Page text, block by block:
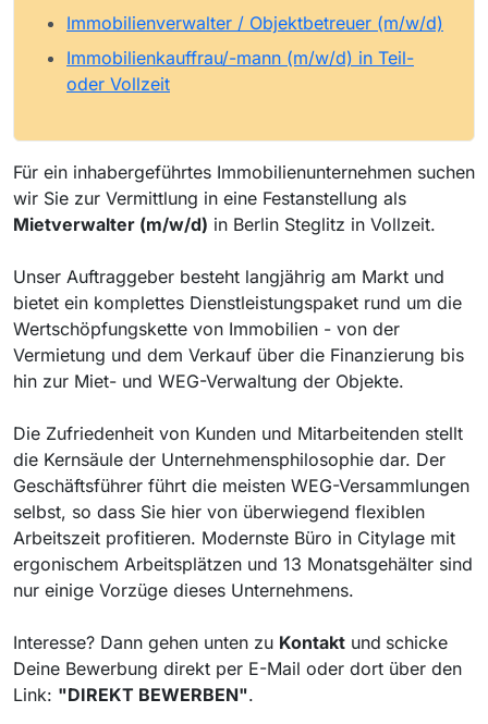
Immobilienverwalter / Objektbetreuer (m/w/d)
Immobilienkauffrau/-mann (m/w/d) in Teil-
oder Vollzeit
Für ein inhabergeführtes Immobilienunternehmen suchen
wir Sie zur Vermittlung in eine Festanstellung als
Mietverwalter (m/w/d) in Berlin Steglitz in Vollzeit.
Unser Auftraggeber besteht langjährig am Markt und
bietet ein komplettes Dienstleistungspaket rund um die
Wertschöpfungskette von Immobilien - von der
Vermietung und dem Verkauf über die Finanzierung bis
hin zur Miet- und WEG-Verwaltung der Objekte.
Die Zufriedenheit von Kunden und Mitarbeitenden stellt
die Kernsäule der Unternehmensphilosophie dar. Der
Geschäftsführer führt die meisten WEG-Versammlungen
selbst, so dass Sie hier von überwiegend flexiblen
Arbeitszeit profitieren. Modernste Büro in Citylage mit
ergonischem Arbeitsplätzen und 13 Monatsgehälter sind
nur einige Vorzüge dieses Unternehmens.
Interesse? Dann gehen unten zu Kontakt und schicke
Deine Bewerbung direkt per E-Mail oder dort über den
Link: "DIREKT BEWERBEN".